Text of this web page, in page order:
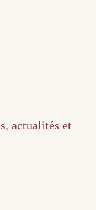
actualités et